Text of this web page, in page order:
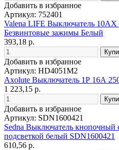
Добавить в избранное
Артикул: 752401
Valena LIFE Выключатель
Безвинтовые зажимы Белый
393,18 р.
Добавить в избранное
Артикул: HD4051M2
Axolute Выключатель 1Р 16А
1 223,15 р.
Добавить в избранное
Артикул: SDN1600421
Sedna Выключатель
подсветкой белый SDN1600421
610,56 р.